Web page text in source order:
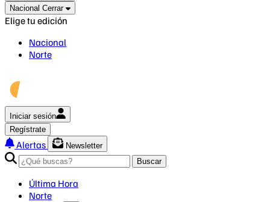
Nacional Cerrar
Elige tu edición
Nacional
Norte
Iniciar sesión
Regístrate
Alertas
Newsletter
Buscar
Última Hora
Norte